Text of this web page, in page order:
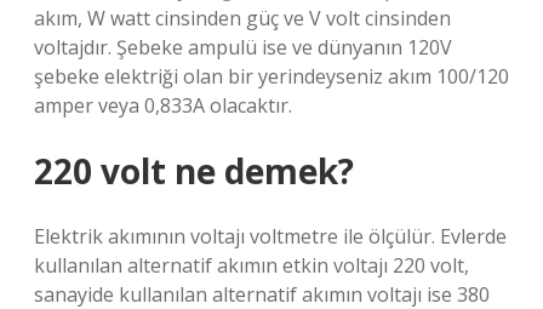
akım, W watt cinsinden güç ve V volt cinsinden
voltajdır. Şebeke ampulü ise ve dünyanın 120V
şebeke elektriği olan bir yerindeyseniz akım 100/120
amper veya 0,833A olacaktır.
220 volt ne demek?
Elektrik akımının voltajı voltmetre ile ölçülür. Evlerde
kullanılan alternatif akımın etkin voltajı 220 volt,
sanayide kullanılan alternatif akımın voltajı ise 380